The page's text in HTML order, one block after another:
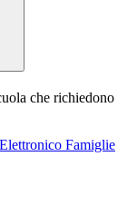
che richiedono
Famiglie